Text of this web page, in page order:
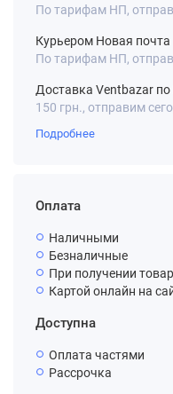
По тарифам НП,
Курьером Новая почта
По тарифам НП,
Доставка Ventbazar по
150 грн., отправим
Подробнее
Оплата
Наличными
Безналичные
При получении
Картой онлайн на
Доступна
Оплата частями
Рассрочка